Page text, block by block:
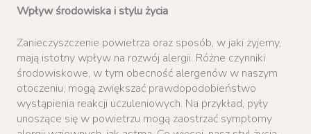
Wpływ środowiska i stylu życia
Zanieczyszczenie powietrza oraz sposób, w jaki żyjemy,
mają istotny wpływ na rozwój alergii. Różne czynniki
środowiskowe, w tym obecność alergenów w naszym
otoczeniu, mogą zwiększać prawdopodobieństwo
wystąpienia reakcji uczuleniowych. Na przykład, pyły
unoszące się w powietrzu mogą zaostrzać symptomy